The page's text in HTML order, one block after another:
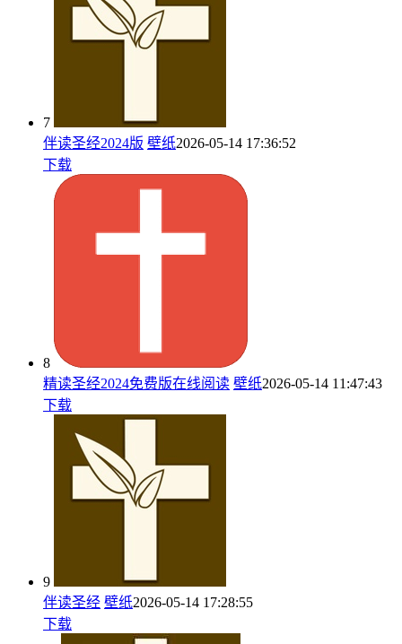
7
伴读圣经2024版 壁纸2026-05-14 17:36:52
下载
8
精读圣经2024免费版在线阅读 壁纸2026-05-14 11:47:43
下载
9
伴读圣经 壁纸2026-05-14 17:28:55
下载